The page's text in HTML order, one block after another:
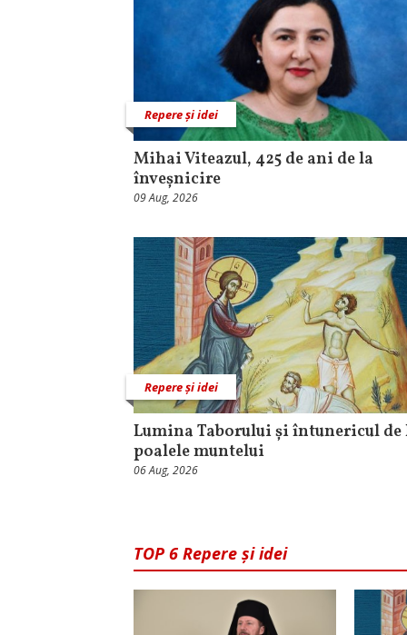
Repere și idei
Mihai Viteazul, 425 de ani de la
înveșnicire
09 Aug, 2026
Repere și idei
Lumina Taborului și întunericul de
poalele muntelui
06 Aug, 2026
TOP 6 Repere și idei